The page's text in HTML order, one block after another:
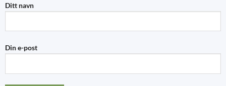
Ditt navn
Din e-post